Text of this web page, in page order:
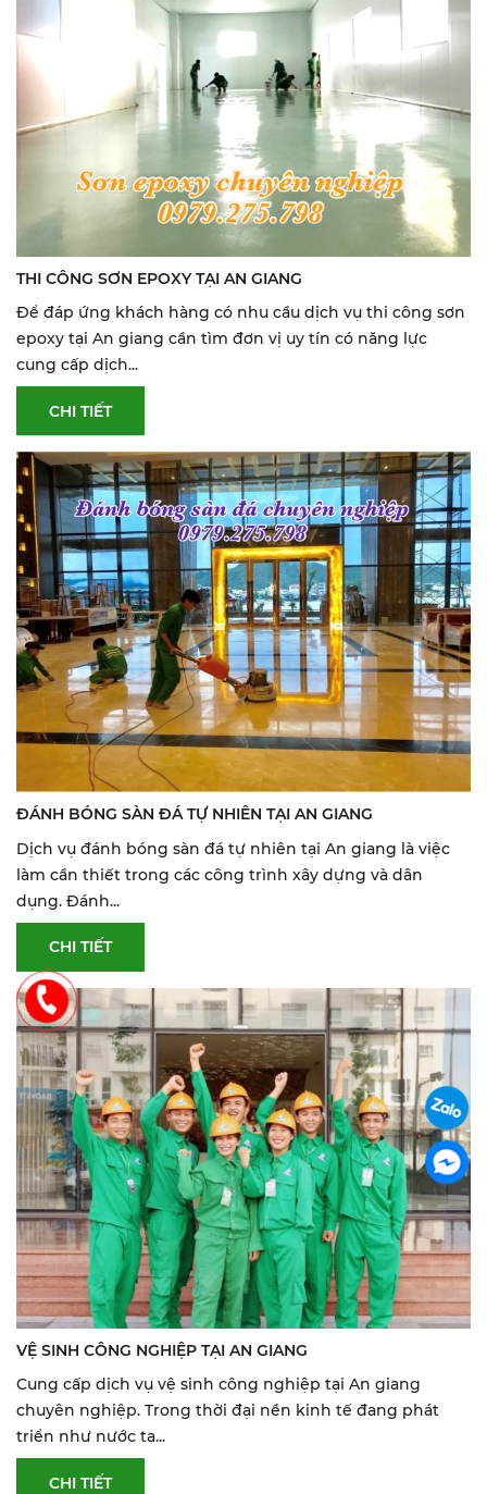
THI CÔNG SƠN EPOXY TẠI AN GIANG
Để đáp ứng khách hàng có nhu cầu dịch vụ thi công sơn
epoxy tại An giang cần tìm đơn vị uy tín có năng lực
cung cấp dịch...
CHI TIẾT
ĐÁNH BÓNG SÀN ĐÁ TỰ NHIÊN TẠI AN GIANG
Dịch vụ đánh bóng sàn đá tự nhiên tại An giang là việc
làm cần thiết trong các công trình xây dựng và dân
dụng. Đánh...
CHI TIẾT
VỆ SINH CÔNG NGHIỆP TẠI AN GIANG
Cung cấp dịch vụ vệ sinh công nghiệp tại An giang
chuyên nghiệp. Trong thời đại nền kinh tế đang phát
triển như nước ta...
CHI TIẾT